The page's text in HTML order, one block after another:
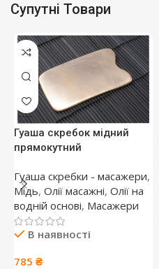
Супутні Товари
Гуаша скребок мідний
прямокутний
Гуаша скребки - масажери,
Мідь, Олії масажні, Олії на
водній основі, Масажери
В наявності
785 ₴